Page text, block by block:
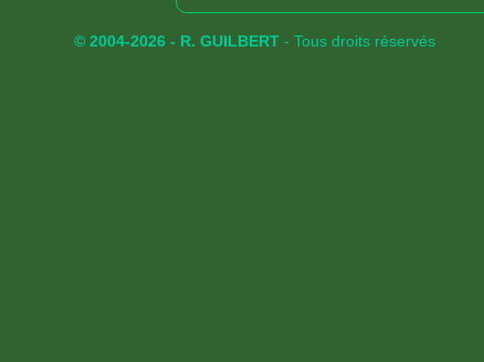
© 2004-2026 - R. GUILBERT - Tous droits réservés